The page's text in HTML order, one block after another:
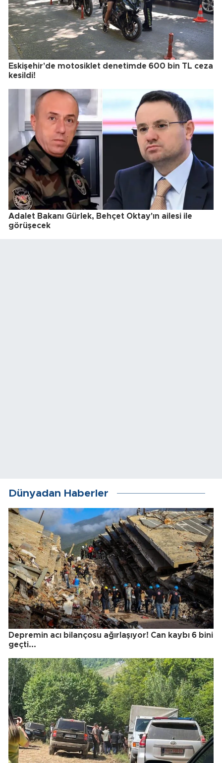
Eskişehir'de motosiklet denetimde 600 bin TL ceza
kesildi!
Adalet Bakanı Gürlek, Behçet Oktay'ın ailesi ile
görüşecek
Dünyadan Haberler
Depremin acı bilançosu ağırlaşıyor! Can kaybı 6 bini
geçti...